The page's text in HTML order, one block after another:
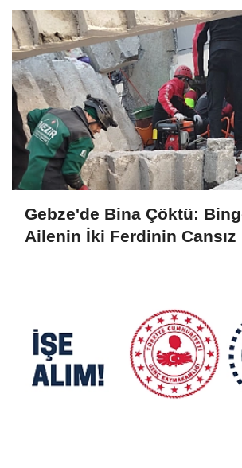
Gebze'de Bina Çöktü:
Ailenin İki Ferdinin Cansız